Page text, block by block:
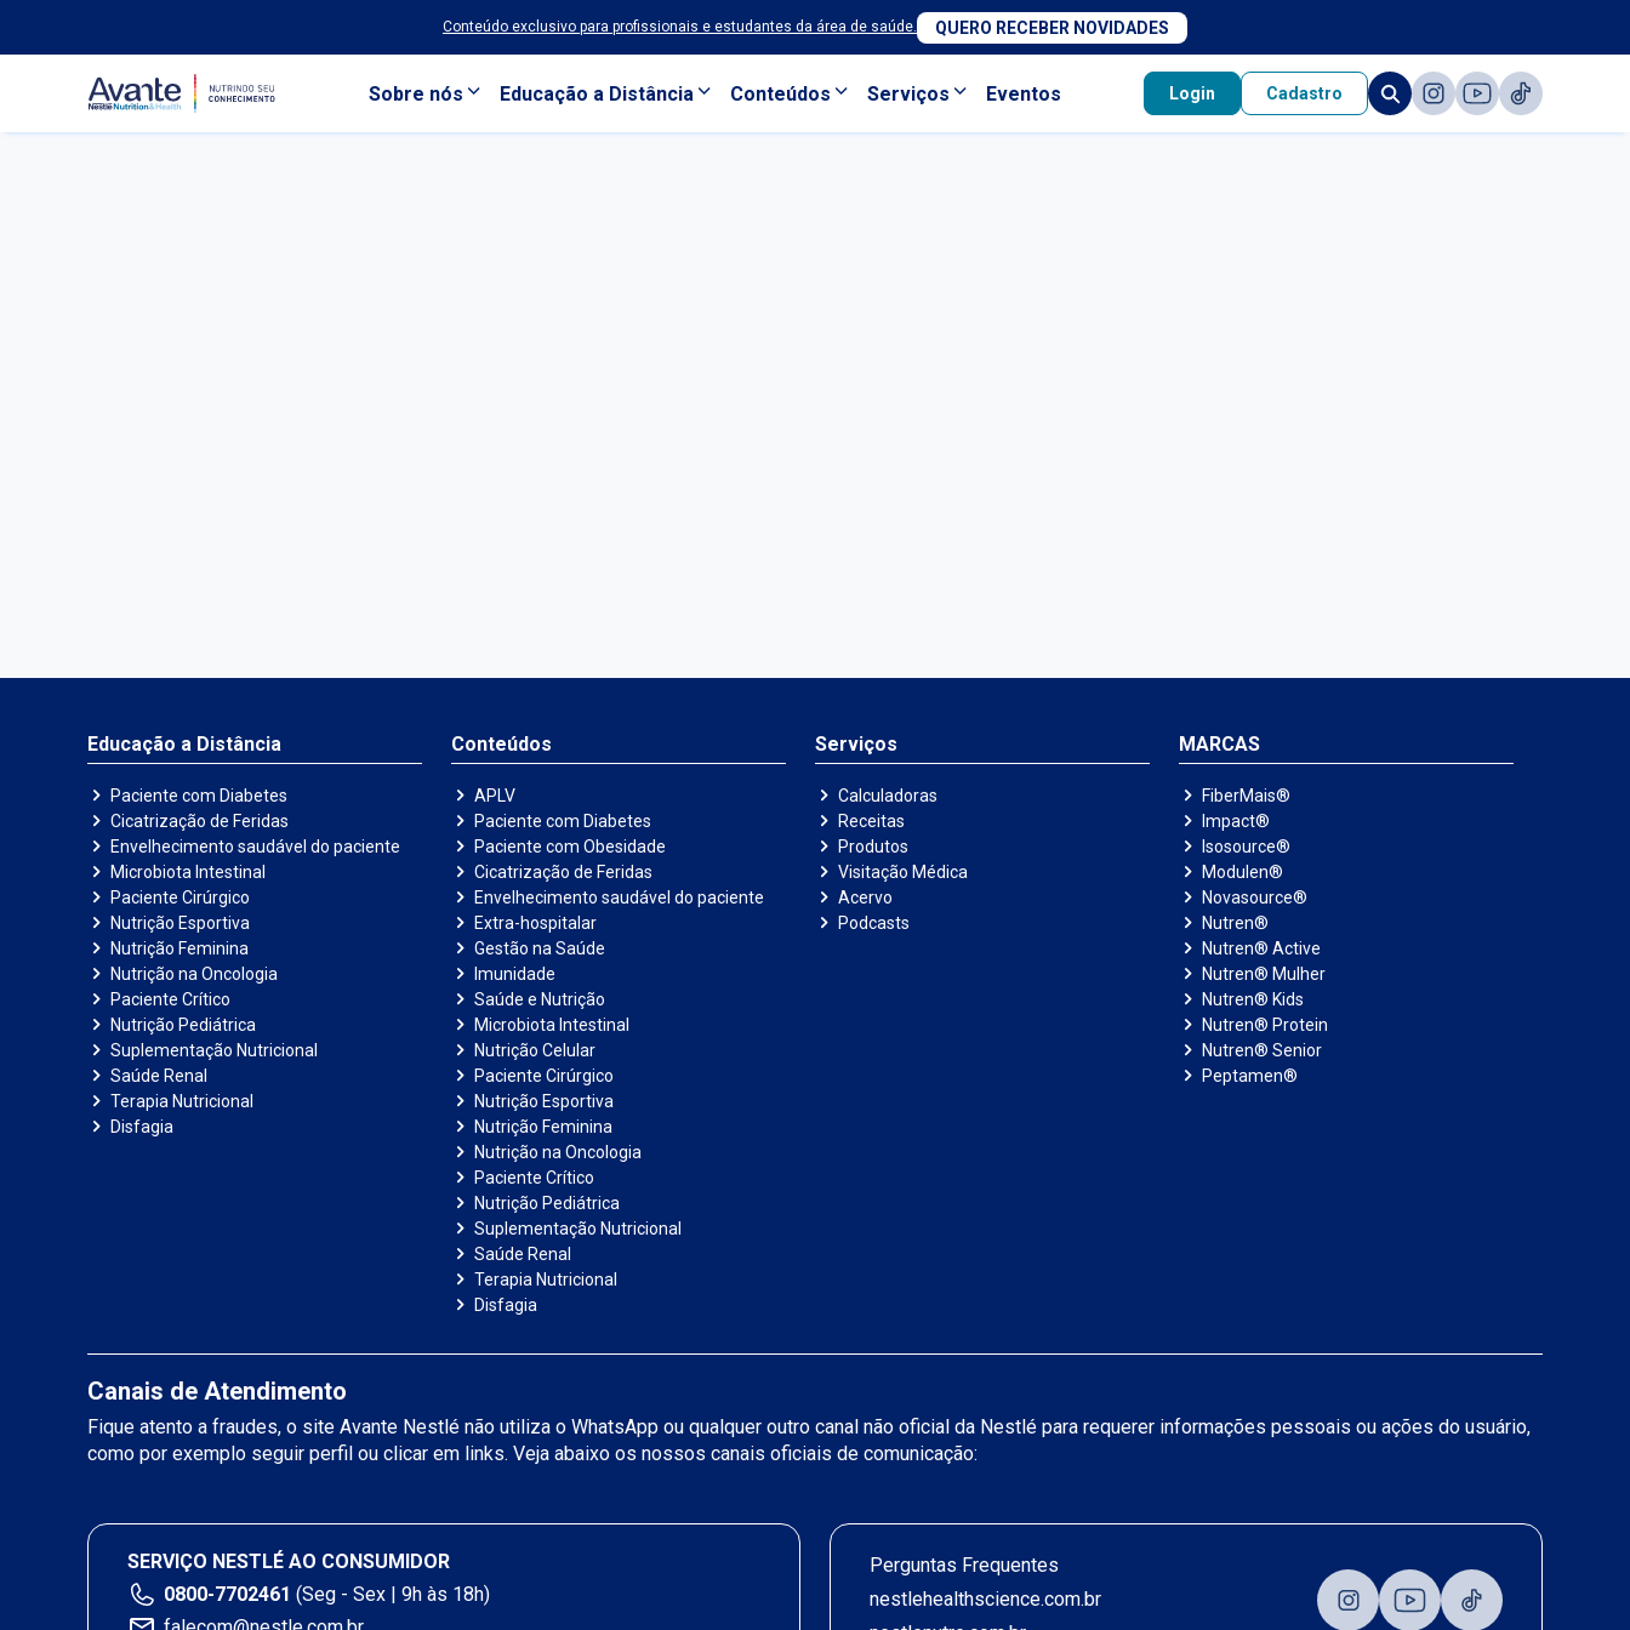
Conteúdo exclusivo para profissionais e estudantes da área de saúde. QUERO RECEBER NOVIDADES
Sobre nós Educação a Distância Conteúdos Serviços Eventos Login Cadastro
Educação a Distância
Paciente com Diabetes
Cicatrização de Feridas
Envelhecimento saudável do paciente
Microbiota Intestinal
Paciente Cirúrgico
Nutrição Esportiva
Nutrição Feminina
Nutrição na Oncologia
Paciente Crítico
Nutrição Pediátrica
Suplementação Nutricional
Saúde Renal
Terapia Nutricional
Disfagia
Conteúdos
APLV
Paciente com Diabetes
Paciente com Obesidade
Cicatrização de Feridas
Envelhecimento saudável do paciente
Extra-hospitalar
Gestão na Saúde
Imunidade
Saúde e Nutrição
Microbiota Intestinal
Nutrição Celular
Paciente Cirúrgico
Nutrição Esportiva
Nutrição Feminina
Nutrição na Oncologia
Paciente Crítico
Nutrição Pediátrica
Suplementação Nutricional
Saúde Renal
Terapia Nutricional
Disfagia
Serviços
Calculadoras
Receitas
Produtos
Visitação Médica
Acervo
Podcasts
MARCAS
FiberMais®
Impact®
Isosource®
Modulen®
Novasource®
Nutren®
Nutren® Active
Nutren® Mulher
Nutren® Kids
Nutren® Protein
Nutren® Senior
Peptamen®
Canais de Atendimento
Fique atento a fraudes, o site Avante Nestlé não utiliza o WhatsApp ou qualquer outro canal não oficial da Nestlé para requerer informações pessoais ou ações do usuário,
como por exemplo seguir perfil ou clicar em links. Veja abaixo os nossos canais oficiais de comunicação:
SERVIÇO NESTLÉ AO CONSUMIDOR
0800-7702461 (Seg - Sex | 9h às 18h)
Perguntas Frequentes
nestlehealthscience.com.br